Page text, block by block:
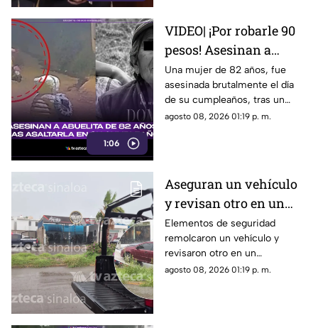
1:06
VIDEO| ¡Por robarle 90
pesos! Asesinan a
abuelita de 82 años tras
asaltarla en su
cumpleaños
Una mujer de 82 años, fue
asesinada brutalmente el día
de su cumpleaños, tras un
asalto por solo 90 pesos.
agosto 08, 2026 01:19 p. m.
Aseguran un vehículo
y revisan otro en un
autolavado de
Portalegre, Culiacán
Elementos de seguridad
remolcaron un vehículo y
revisaron otro en un
autolavado del sector
agosto 08, 2026 01:19 p. m.